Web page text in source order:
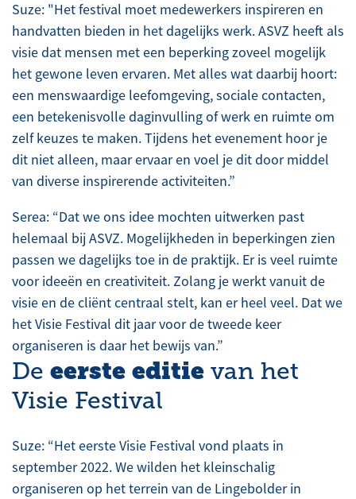
Suze: "Het festival moet medewerkers inspireren en
handvatten bieden in het dagelijks werk. ASVZ heeft als
visie dat mensen met een beperking zoveel mogelijk
het gewone leven ervaren. Met alles wat daarbij hoort:
een menswaardige leefomgeving, sociale contacten,
een betekenisvolle daginvulling of werk en ruimte om
zelf keuzes te maken. Tijdens het evenement hoor je
dit niet alleen, maar ervaar en voel je dit door middel
van diverse inspirerende activiteiten.”
Serea: “Dat we ons idee mochten uitwerken past
helemaal bij ASVZ. Mogelijkheden in beperkingen zien
passen we dagelijks toe in de praktijk. Er is veel ruimte
voor ideeën en creativiteit. Zolang je werkt vanuit de
visie en de cliënt centraal stelt, kan er heel veel. Dat we
het Visie Festival dit jaar voor de tweede keer
organiseren is daar het bewijs van.”
De eerste editie van het
Visie Festival
Suze: “Het eerste Visie Festival vond plaats in
september 2022. We wilden het kleinschalig
organiseren op het terrein van de Lingebolder in